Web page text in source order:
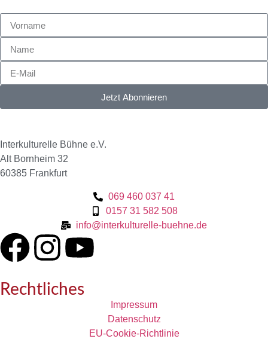
Jetzt Abonnieren
Interkulturelle Bühne e.V.
Alt Bornheim 32
60385 Frankfurt
069 460 037 41
0157 31 582 508
info@interkulturelle-buehne.de
Rechtliches
Impressum
Datenschutz
EU-Cookie-Richtlinie